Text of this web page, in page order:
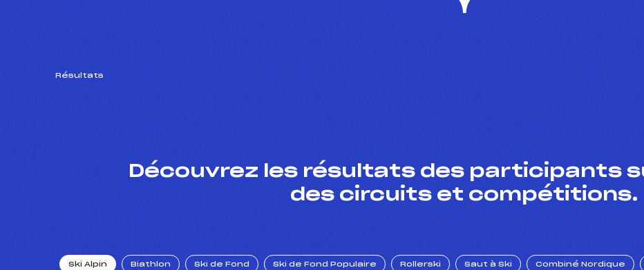
Résultats
Découvrez les résultats des participants
des circuits et compétitions.
Ski Alpin Biathlon Ski de Fond Ski de Fond Populaire Rollerski Saut à Ski Combiné Nordique